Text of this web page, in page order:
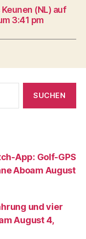
(NL) auf
3:41 pm
App: Golf-GPS
Aboam August
und vier
August 4,